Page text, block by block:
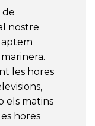
de
nostre
les hores
els matins
hores